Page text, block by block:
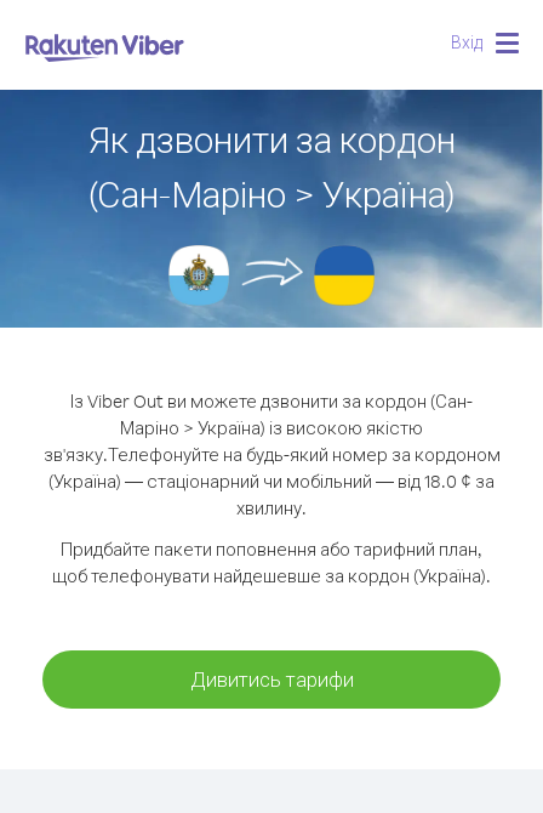
Вхід
Як дзвонити за кордон
(Сан-Маріно > Україна)
Із Viber Out ви можете дзвонити за кордон (Сан-
Маріно > Україна) із високою якістю
зв'язку.Телефонуйте на будь-який номер за кордоном
(Україна) — стаціонарний чи мобільний — від 18.0 ¢ за
хвилину.
Придбайте пакети поповнення або тарифний план,
щоб телефонувати найдешевше за кордон (Україна).
Дивитись тарифи